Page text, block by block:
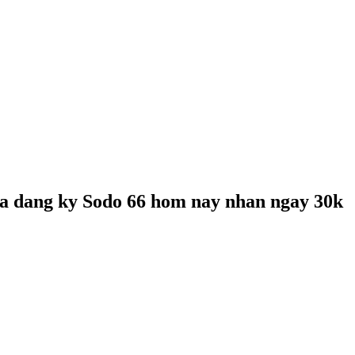
ky Sodo 66 hom nay nhan ngay 30k